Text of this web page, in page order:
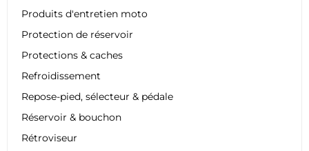
Produits d'entretien moto
Protection de réservoir
Protections & caches
Refroidissement
Repose-pied, sélecteur & pédale
Réservoir & bouchon
Rétroviseur